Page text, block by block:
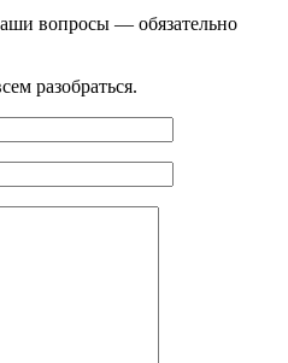
вопросы — обязательно
разобраться.